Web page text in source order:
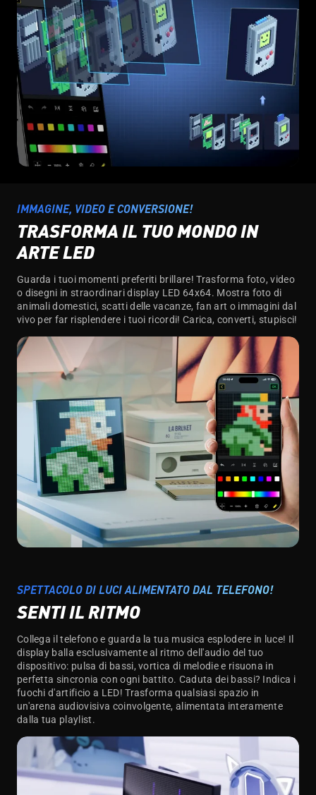
IMMAGINE, VIDEO E CONVERSIONE!
TRASFORMA IL TUO MONDO IN
ARTE LED
Guarda i tuoi momenti preferiti brillare! Trasforma foto, video
o disegni in straordinari display LED 64x64. Mostra foto di
animali domestici, scatti delle vacanze, fan art o immagini dal
vivo per far risplendere i tuoi ricordi! Carica, converti, stupisci!
SPETTACOLO DI LUCI ALIMENTATO DAL TELEFONO!
SENTI IL RITMO
Collega il telefono e guarda la tua musica esplodere in luce! Il
display balla esclusivamente al ritmo dell'audio del tuo
dispositivo: pulsa di bassi, vortica di melodie e risuona in
perfetta sincronia con ogni battito. Caduta dei bassi? Indica i
fuochi d'artificio a LED! Trasforma qualsiasi spazio in
un'arena audiovisiva coinvolgente, alimentata interamente
dalla tua playlist.